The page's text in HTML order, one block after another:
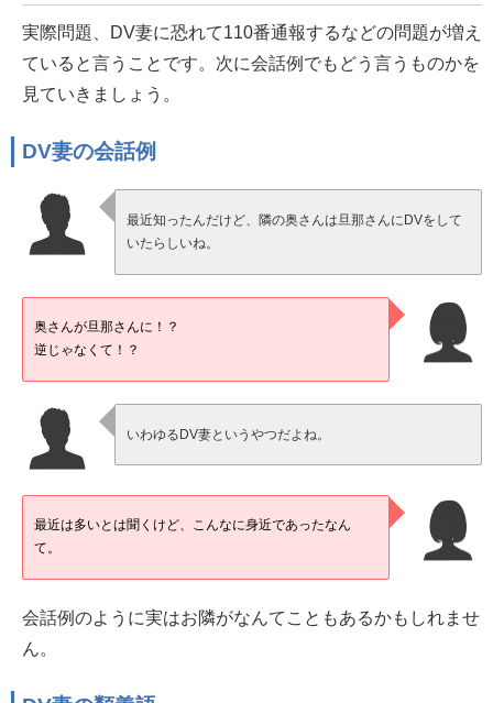
実際問題、DV妻に恐れて110番通報するなどの問題が増え
ていると言うことです。次に会話例でもどう言うものかを
見ていきましょう。
DV妻の会話例
最近知ったんだけど、隣の奥さんは旦那さんにDVをして
いたらしいね。
奥さんが旦那さんに！？
逆じゃなくて！？
いわゆるDV妻というやつだよね。
最近は多いとは聞くけど、こんなに身近であったなん
て。
会話例のように実はお隣がなんてこともあるかもしれませ
ん。